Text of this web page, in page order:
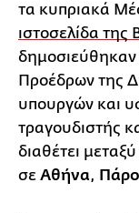
τα κυπριακά
ιστοσελίδα της
δημοσιεύθηκαν
Προέδρων της
υπουργών και
τραγουδιστής
διαθέτει
σε Αθήνα, Πάρο